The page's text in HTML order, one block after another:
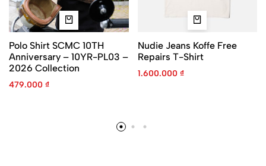
Polo Shirt SCMC 10TH
Anniversary – 10YR-PL03 –
2026 Collection
479.000 ₫
Nudie Jeans Koffe Free
Repairs T-Shirt
1.600.000 ₫